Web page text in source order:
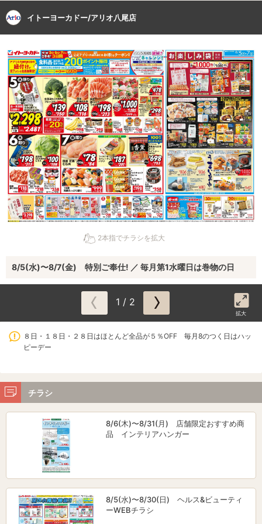
イトーヨーカドー/アリオ八尾店
2本指でチラシを拡大
8/5(水)〜8/7(金) 特別ご奉仕! ／ 毎月第1水曜日は巻物の日
1 / 2
拡大
８日・１８日・２８日はほとんど全品が５％OFF 毎月8のつく日はハッ
ピーデー
チラシ
8/6(木)〜8/31(月) 店舗限定おすすめ商
品 インテリアハンガー
8/5(水)〜8/30(日) ヘルス&ビューティ
ーWEBチラシ